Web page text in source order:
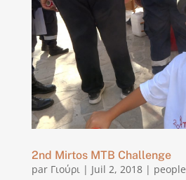
2nd Mirtos MTB Challenge
par Γιούρι| Juil 2, 2018| people